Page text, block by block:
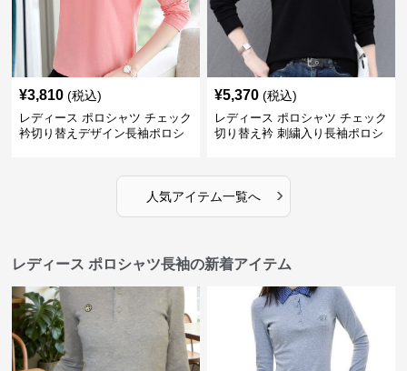
¥3,810 (税込)
レディース ポロシャツ チェック
衿切り替えデザイン長袖ポロシ
¥5,370 (税込)
レディース ポロシャツ チェック
切り替え衿 刺繍入り長袖ポロシ
人気アイテム一覧へ ›
レディース ポロシャツ長袖の新着アイテム